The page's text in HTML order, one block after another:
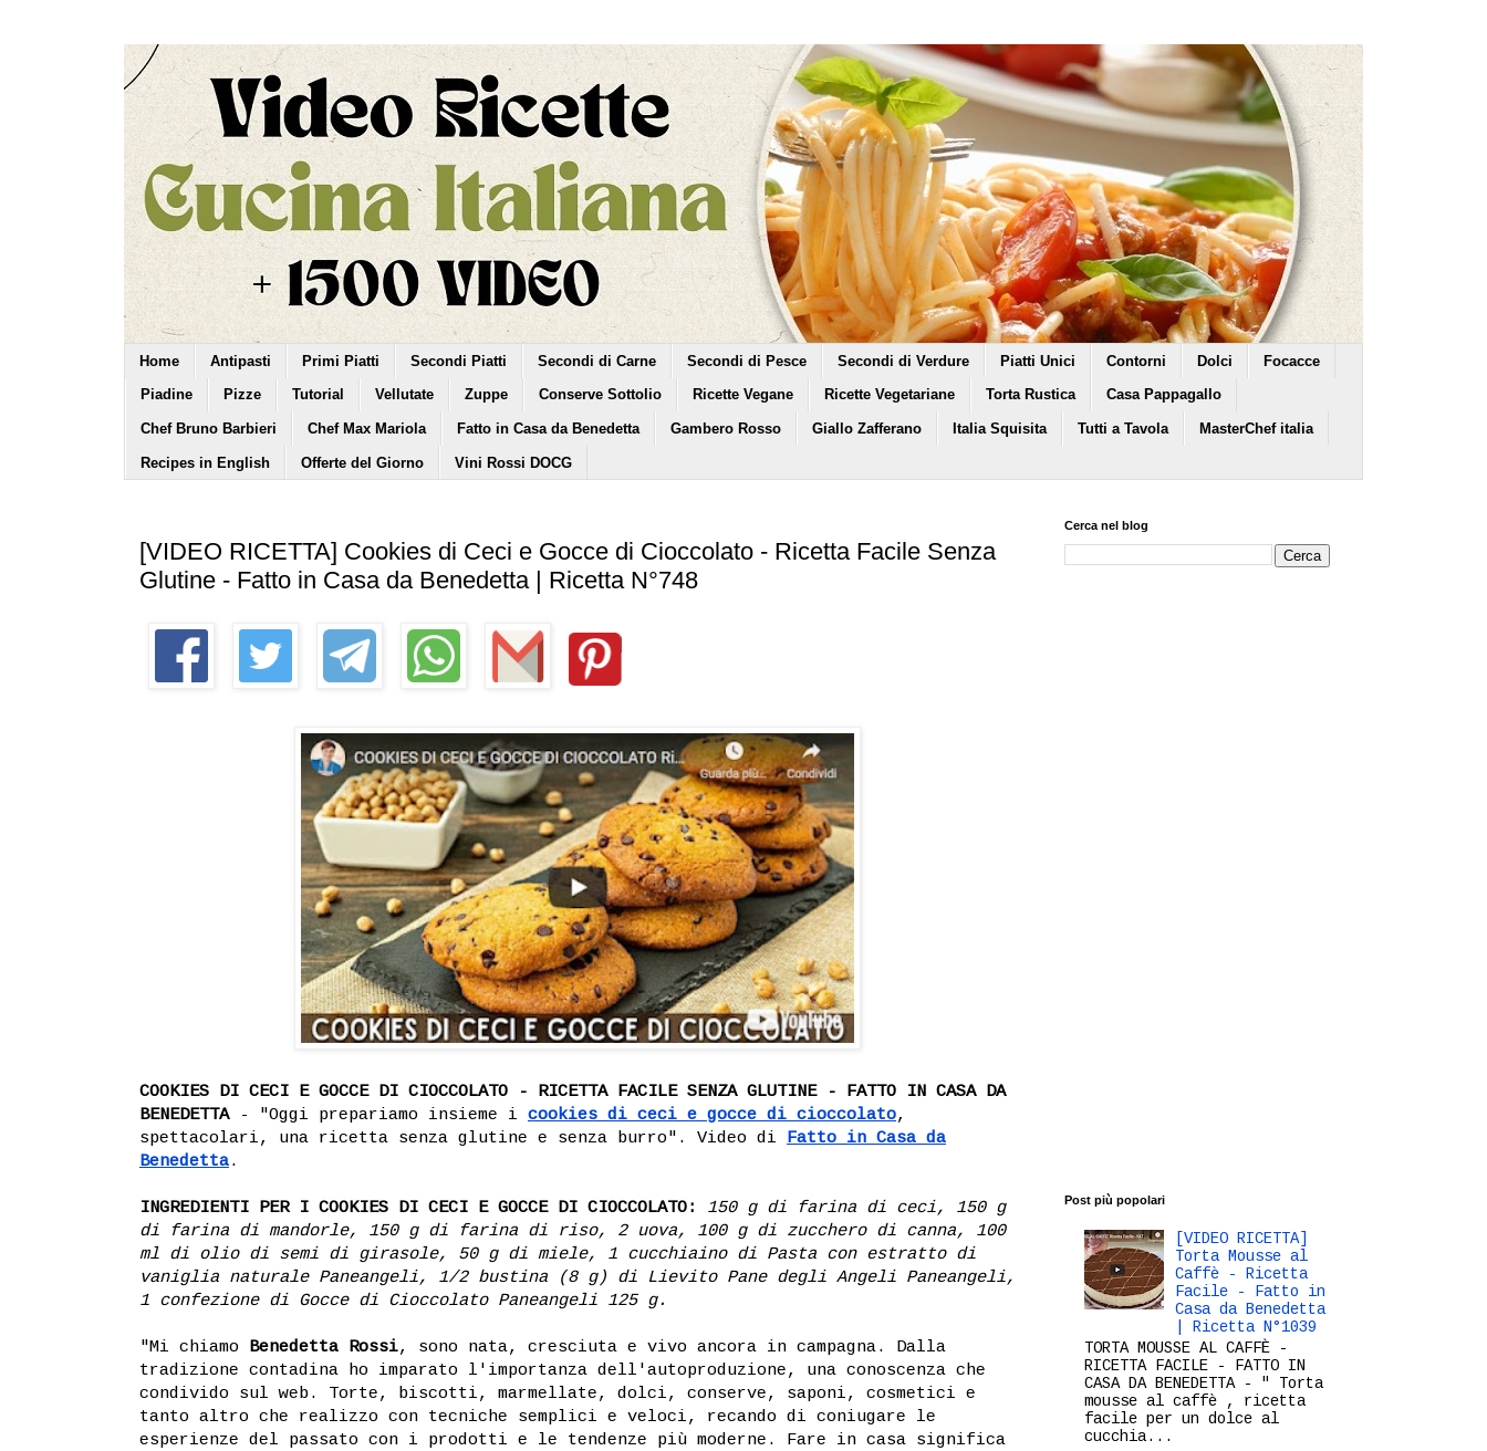
Home Antipasti Primi Piatti Secondi Piatti Secondi di Carne Secondi di Pesce Secondi di Verdure Piatti Unici Contorni Dolci Focacce
Piadine Pizze Tutorial Vellutate Zuppe Conserve Sottolio Ricette Vegane Ricette Vegetariane Torta Rustica Casa Pappagallo
Chef Bruno Barbieri Chef Max Mariola Fatto in Casa da Benedetta Gambero Rosso Giallo Zafferano Italia Squisita Tutti a Tavola MasterChef italia
Recipes in English Offerte del Giorno Vini Rossi DOCG
[VIDEO RICETTA] Cookies di Ceci e Gocce di Cioccolato - Ricetta Facile Senza
Glutine - Fatto in Casa da Benedetta | Ricetta N°748
COOKIES DI CECI E GOCCE DI CIOCCOLATO - RICETTA FACILE SENZA GLUTINE - FATTO IN CASA DA
BENEDETTA- "Oggi prepariamo insieme i cookies di ceci e gocce di cioccolato,
spettacolari, una ricetta senza glutine e senza burro". Video di Fatto in Casa da
Benedetta.
INGREDIENTI PER I COOKIES DI CECI E GOCCE DI CIOCCOLATO:
150 g di farina di ceci, 150 g
di farina di mandorle, 150 g di farina di riso, 2 uova, 100 g di zucchero di canna, 100
ml di olio di semi di girasole, 50 g di miele, 1 cucchiaino di Pasta con estratto di
vaniglia naturale Paneangeli, 1/2 bustina (8 g) di Lievito Pane degli Angeli Paneangeli,
1 confezione di Gocce di Cioccolato Paneangeli 125 g.
"Mi chiamo Benedetta Rossi, sono nata, cresciuta e vivo ancora in campagna. Dalla
tradizione contadina ho imparato l'importanza dell'autoproduzione, una conoscenza che
condivido sul web. Torte, biscotti, marmellate, dolci, conserve, saponi, cosmetici e
tanto altro che realizzo con tecniche semplici e veloci, recando di coniugare le
esperienze del passato con i prodotti e le tendenze più moderne. Fare in casa significa
Cerca nel blog
Post più popolari
[VIDEO RICETTA]
Torta Mousse al
Caffè - Ricetta
Facile - Fatto in
Casa da Benedetta
| Ricetta N°1039
TORTA MOUSSE AL CAFFÈ -
RICETTA FACILE - FATTO IN
CASA DA BENEDETTA - " Torta
mousse al caffè , ricetta
facile per un dolce al
cucchia...